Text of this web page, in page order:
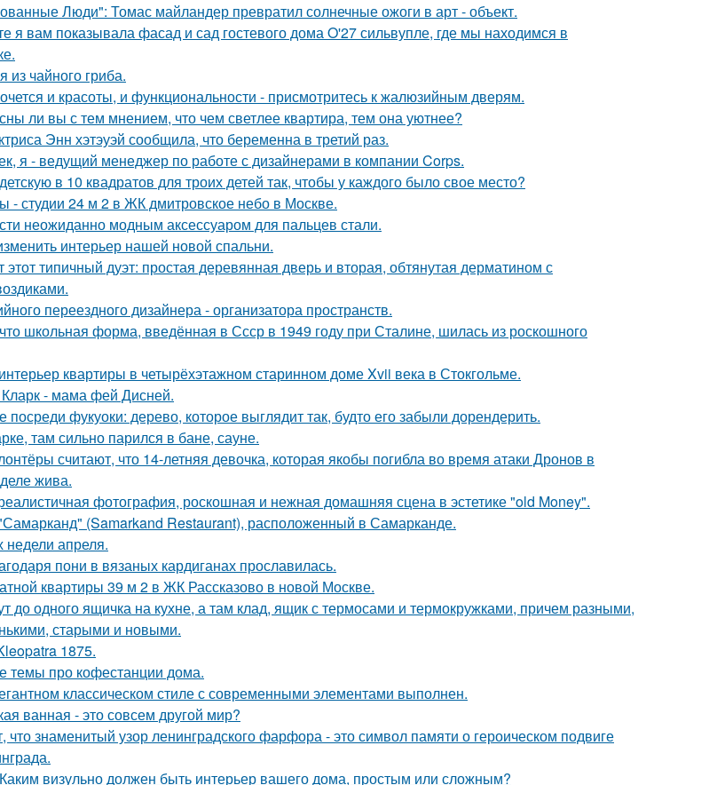
Люди": Томас майландер превратил солнечные ожоги в арт - объект.
я вам показывала фасад и сад гостевого дома O'27 сильвупле, где мы находимся в
чайного гриба.
и красоты, и функциональности - присмотритесь к жалюзийным дверям.
ли вы с тем мнением, что чем светлее квартира, тем она уютнее?
Энн хэтэуэй сообщила, что беременна в третий раз.
я - ведущий менеджер по работе с дизайнерами в компании Corps.
в 10 квадратов для троих детей так, чтобы у каждого было свое место?
- студии 24 м 2 в ЖК дмитровское небо в Москве.
неожиданно модным аксессуаром для пальцев стали.
интерьер нашей новой спальни.
типичный дуэт: простая деревянная дверь и вторая, обтянутая дерматином с
переездного дизайнера - организатора пространств.
школьная форма, введённая в Ссср в 1949 году при Сталине, шилась из роскошного
квартиры в четырёхэтажном старинном доме Xvii века в Стокгольме.
- мама фей Дисней.
посреди фукуоки: дерево, которое выглядит так, будто его забыли дорендерить.
там сильно парился в бане, сауне.
считают, что 14-летняя девочка, которая якобы погибла во время атаки Дронов в
жива.
фотография, роскошная и нежная домашняя сцена в эстетике "old Money".
(Samarkand Restaurant), расположенный в Самарканде.
недели апреля.
пони в вязаных кардиганах прославилась.
квартиры 39 м 2 в ЖК Рассказово в новой Москве.
до одного ящичка на кухне, а там клад, ящик с термосами и термокружками, причем разными,
старыми и новыми.
1875.
темы про кофестанции дома.
классическом стиле с современными элементами выполнен.
ванная - это совсем другой мир?
что знаменитый узор ленинградского фарфора - это символ памяти о героическом подвиге
Каким визульно должен быть интерьер вашего дома, простым или сложным?